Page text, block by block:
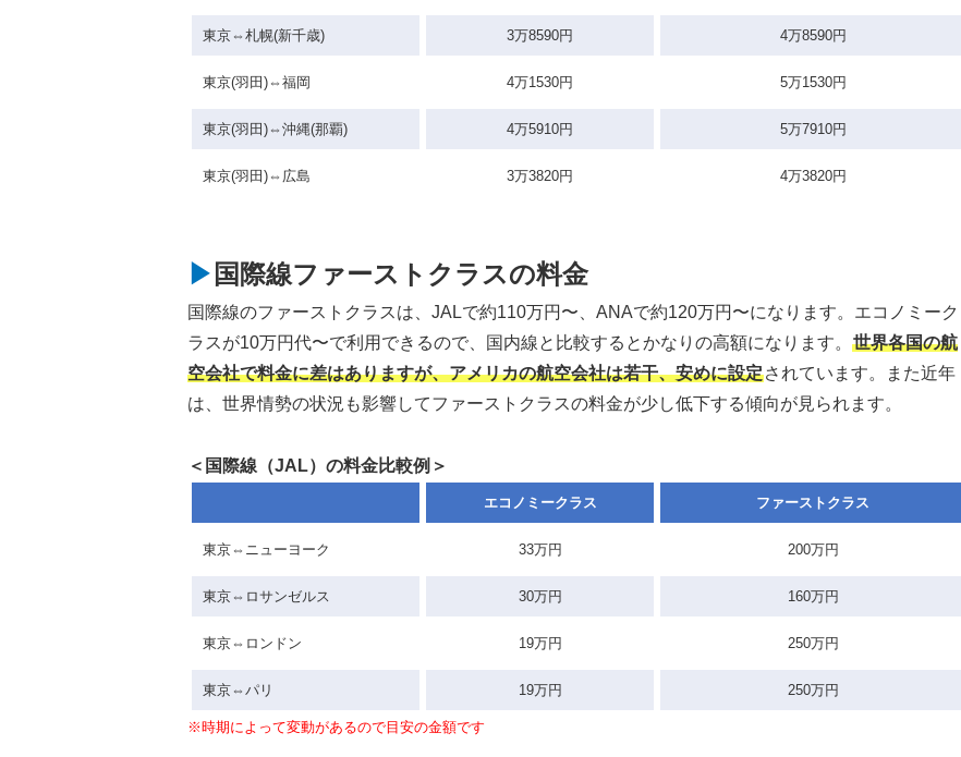
東京⇔札幌(新千歳) 3万8590円 4万8590円
東京(羽田)⇔福岡 4万1530円 5万1530円
東京(羽田)⇔沖縄(那覇) 4万5910円 5万7910円
東京(羽田)⇔広島 3万3820円 4万3820円
国際線ファーストクラスの料金
国際線のファーストクラスは、JALで約110万円〜、ANAで約120万円〜になります。エコノミーク
ラスが10万円代〜で利用できるので、国内線と比較するとかなりの高額になります。 世界各国の航
空会社で料金に差はありますが、アメリカの航空会社は若干、安めに設定されています。また近年
は、世界情勢の状況も影響してファーストクラスの料金が少し低下する傾向が見られます。
＜国際線（JAL）の料金比較例＞
エコノミークラス ファーストクラス
東京⇔ニューヨーク 33万円 200万円
東京⇔ロサンゼルス 30万円 160万円
東京⇔ロンドン 19万円 250万円
東京⇔パリ 19万円 250万円
※時期によって変動があるので目安の金額です